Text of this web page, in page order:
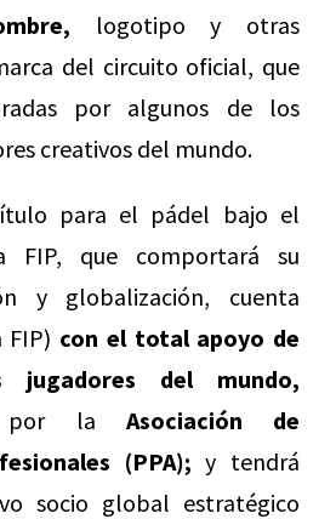
logotipo y otras
del circuito oficial, que
por algunos de los
creativos del mundo.
para el pádel bajo el
FIP, que comportará su
y globalización, cuenta
con el total apoyo de
jugadores del mundo,
por la Asociación de
(PPA); y tendrá
socio global estratégico